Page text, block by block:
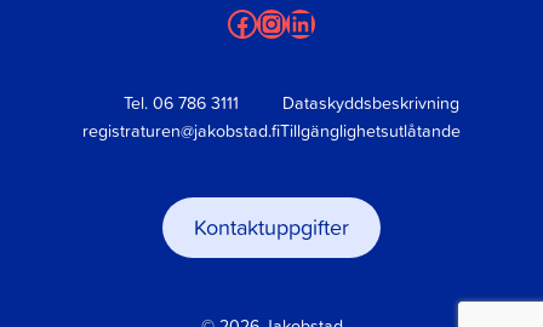
Facebook
Instagram
LinkedIn
Tel. 06 786 3111
registraturen@jakobstad.fi
Dataskyddsbeskrivning
Tillgänglighetsutlåtande
Kontaktuppgifter